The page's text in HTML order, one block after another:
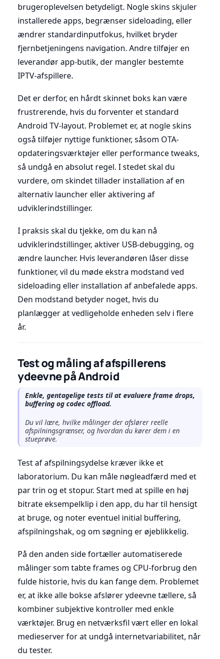
brugeroplevelsen betydeligt. Nogle skins skjuler
installerede apps, begrænser sideloading, eller
ændrer standardinputfokus, hvilket bryder
fjernbetjeningens navigation. Andre tilføjer en
leverandør app-butik, der mangler bestemte
IPTV-afspillere.
Det er derfor, en hårdt skinnet boks kan være
frustrerende, hvis du forventer et standard
Android TV-layout. Problemet er, at nogle skins
også tilføjer nyttige funktioner, såsom OTA-
opdateringsværktøjer eller performance tweaks,
så undgå en absolut regel. I stedet skal du
vurdere, om skindet tillader installation af en
alternativ launcher eller aktivering af
udviklerindstillinger.
I praksis skal du tjekke, om du kan nå
udviklerindstillinger, aktiver USB-debugging, og
ændre launcher. Hvis leverandøren låser disse
funktioner, vil du møde ekstra modstand ved
sideloading eller installation af anbefalede apps.
Den modstand betyder noget, hvis du
planlægger at vedligeholde enheden selv i flere
år.
Test og måling af afspillerens
ydeevne på Android
Enkle, gentagelige tests til at evaluere frame drops,
buffering og codec offload.
Du vil lære, hvilke målinger der afslører reelle
afspilningsgrænser, og hvordan du kører dem i en
stueprøve.
Test af afspilningsydelse kræver ikke et
laboratorium. Du kan måle nøgleadfærd med et
par trin og et stopur. Start med at spille en høj
bitrate eksempelklip i den app, du har til hensigt
at bruge, og noter eventuel initial buffering,
afspilningshak, og om søgning er øjeblikkelig.
På den anden side fortæller automatiserede
målinger som tabte frames og CPU-forbrug den
fulde historie, hvis du kan fange dem. Problemet
er, at ikke alle bokse afslører ydeevne tællere, så
kombiner subjektive kontroller med enkle
værktøjer. Brug en netværksfil vært eller en lokal
medieserver for at undgå internetvariabilitet, når
du tester.